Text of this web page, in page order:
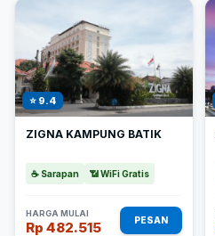
⭐ 9.4
ZIGNA KAMPUNG BATIK
☕ Sarapan 📶 WiFi Gratis
HARGA MULAI
Rp 482.515 PESAN